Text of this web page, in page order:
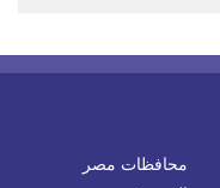
محافظات مصر